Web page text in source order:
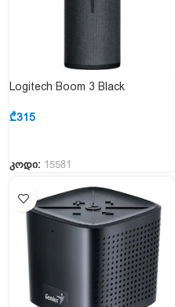
Logitech Boom 3 Black
₾315
კოდი: 15581